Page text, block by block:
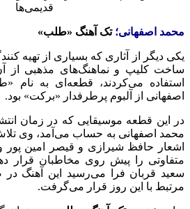
محمد اصفهانی؛ تک آهنگ «طلب»
یکی دیگر از آثاری که بسیاری از تهیه
ساخت کلیپ و نماهنگ‌های مذهبی از
استفاده می‌کردند، قطعه‌ای به نام
اصفهانی از آلبوم پرطرفدار «برکت» بود.
در این قطعه موسیقایی که در زمان
محمد اصفهانی به حساب می‌آمد، وی تلاش
اشعار حافظ شیرازی و قیصر امین پور
متفاوتی را پیش روی مخاطبان قرار
سعید قربان فرا می‌رسید این آهنگ
مرتبط با این روز قرار می‌گرفت.